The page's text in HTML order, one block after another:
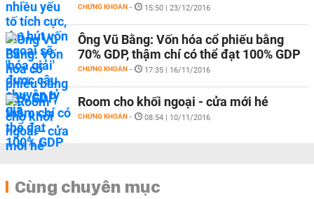
CHỨNG KHOÁN - 15:50 | 23/12/2016
Ông Vũ Bằng: Vốn hóa cổ phiếu bằng
70% GDP, thậm chí có thể đạt 100% GDP
CHỨNG KHOÁN - 17:35 | 16/11/2016
Room cho khối ngoại - cửa mới hé
CHỨNG KHOÁN - 08:54 | 10/11/2016
Cùng chuyên mục